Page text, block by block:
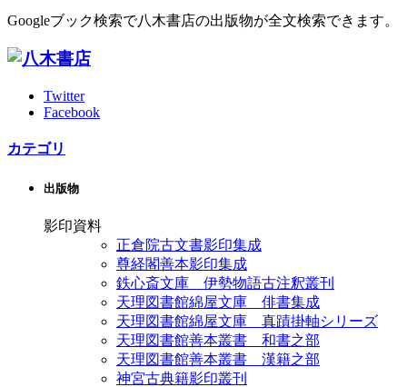
Googleブック検索で八木書店の出版物が全文検索できます。
Twitter
Facebook
カテゴリ
出版物
影印資料
正倉院古文書影印集成
尊経閣善本影印集成
鉄心斎文庫 伊勢物語古注釈叢刊
天理図書館綿屋文庫 俳書集成
天理図書館綿屋文庫 真蹟掛軸シリーズ
天理図書館善本叢書 和書之部
天理図書館善本叢書 漢籍之部
神宮古典籍影印叢刊